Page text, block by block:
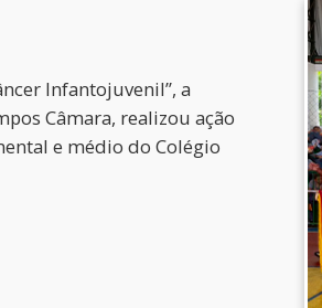
Infantojuvenil”, a
Câmara, realizou ação
e médio do Colégio